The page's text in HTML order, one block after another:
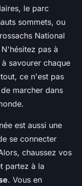
le parc
sommets, ou
National
pas à
savourer chaque
ce n'est pas
marcher dans
est aussi une
se connecter
chaussez vos
partez à la
. Vous en